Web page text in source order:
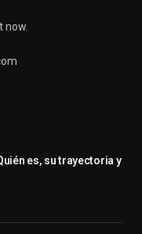
now.
es, su trayectoria y